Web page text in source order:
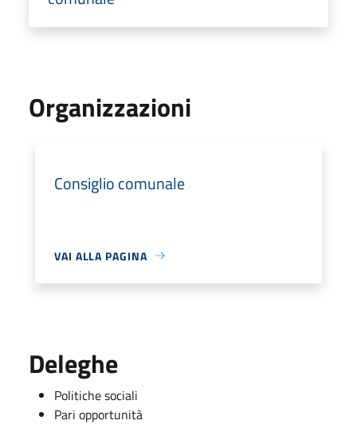
Organizzazioni
Consiglio comunale
VAI ALLA PAGINA
Deleghe
Politiche sociali
Pari opportunità